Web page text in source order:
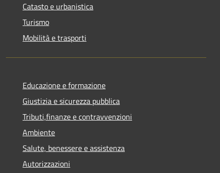
Catasto e urbanistica
Turismo
Mobilità e trasporti
Educazione e formazione
Giustizia e sicurezza pubblica
Tributi,finanze e contravvenzioni
Ambiente
Salute, benessere e assistenza
Autorizzazioni